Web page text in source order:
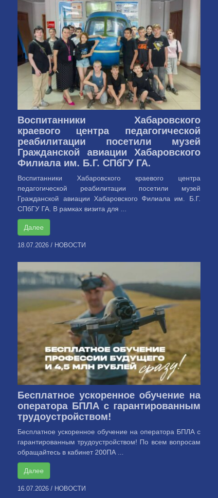
Воспитанники Хабаровского
краевого центра педагогической
реабилитации посетили музей
Гражданской авиации Хабаровского
Филиала им. Б.Г. СПбГУ ГА.
Воспитанники Хабаровского краевого центра
педагогической реабилитации посетили музей
Гражданской авиации Хабаровского Филиала им. Б.Г.
СПбГУ ГА. В рамках визита для ...
Далее
18.07.2026 / НОВОСТИ
Бесплатное ускоренное обучение на
оператора БПЛА с гарантированным
трудоустройством!
Бесплатное ускоренное обучение на оператора БПЛА с
гарантированным трудоустройством! По всем вопросам
обращайтесь в кабинет 200ПА ...
Далее
16.07.2026 / НОВОСТИ